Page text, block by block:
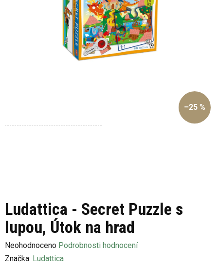
Ludattica - Secret Puzzle s
lupou, Útok na hrad
Průměrné
hodnocení
Neohodnoceno Podrobnosti hodnocení
Značka: Ludattica
–25 %